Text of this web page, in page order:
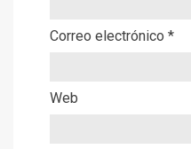
Correo electrónico *
Web